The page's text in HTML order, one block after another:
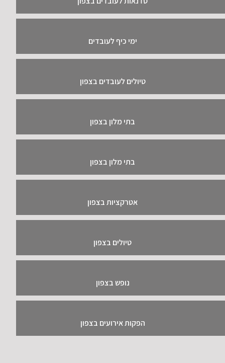
ימי כיף לעובדים
טיולים לעובדים בצפון
בתי מלון בצפון
בתי מלון בצפון
אטרקציות בצפון
טיולים בצפון
נופש בצפון
הפקות אירועים בצפון